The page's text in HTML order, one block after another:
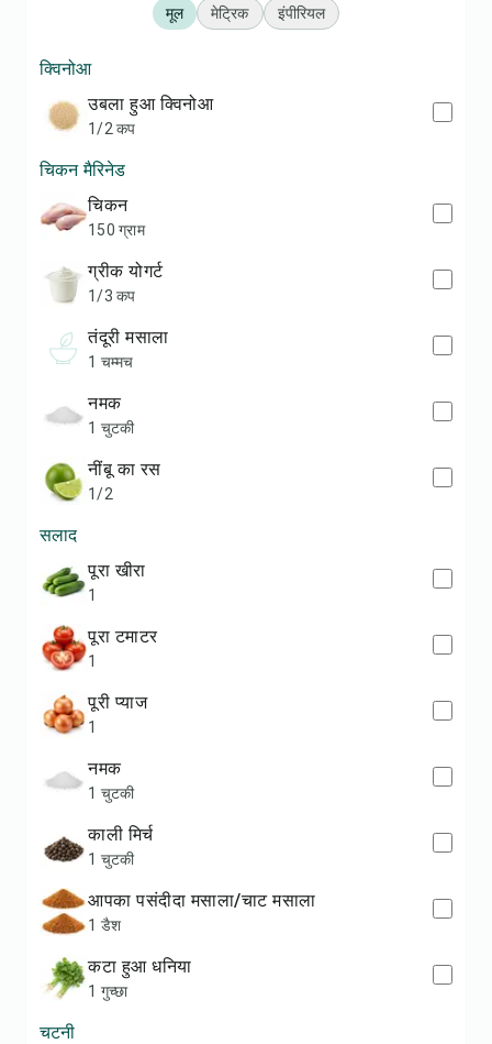
मूल मेट्रिक इंपीरियल
क्विनोआ
उबला हुआ क्विनोआ
1/2 कप
चिकन मैरिनेड
चिकन
150 ग्राम
ग्रीक योगर्ट
1/3 कप
तंदूरी मसाला
1 चम्मच
नमक
1 चुटकी
नींबू का रस
1/2
सलाद
पूरा खीरा
1
पूरा टमाटर
1
पूरी प्याज
1
नमक
1 चुटकी
काली मिर्च
1 चुटकी
आपका पसंदीदा मसाला/चाट मसाला
1 डैश
कटा हुआ धनिया
1 गुच्छा
चटनी